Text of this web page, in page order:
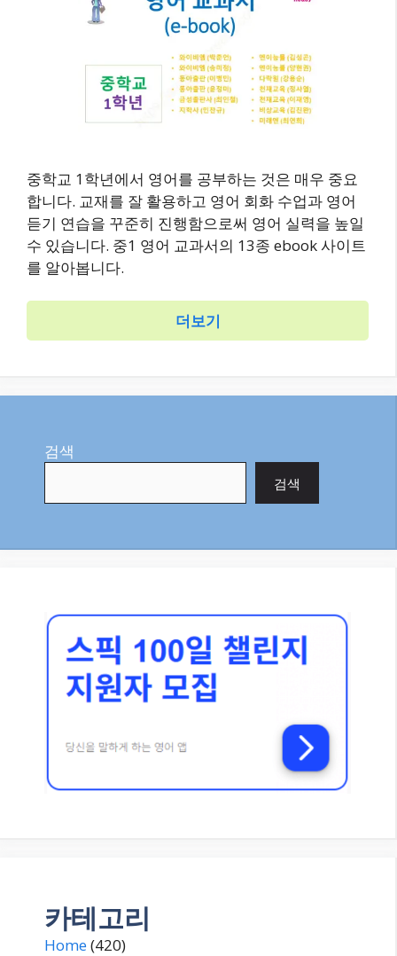
중학교 1학년에서 영어를 공부하는 것은 매우 중요
합니다. 교재를 잘 활용하고 영어 회화 수업과 영어
듣기 연습을 꾸준히 진행함으로써 영어 실력을 높일
수 있습니다. 중1 영어 교과서의 13종 ebook 사이트
를 알아봅니다.
더보기
검색
검색
카테고리
Home(420)